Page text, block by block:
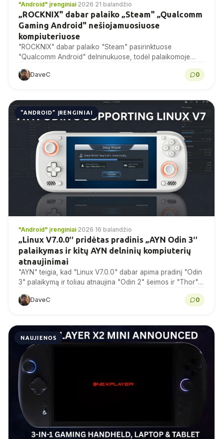
"Android" įrenginiai·2026 21 balandžio
„ROCKNIX" dabar palaiko „Steam" „Qualcomm
Gaming Android" nešiojamuosiuose
kompiuteriuose
"ROCKNIX" dabar palaiko "Steam" pasirinktuose
"Qualcomm Android" delninukuose, todėl palaikomoje
aparatinėje įrangoje galima žaisti "Linux" ir kai kuriuos
"Windows" žaidimus per "Proton".
DaveC 0
"ANDROID" ĮRENGINIAI
"Android" įrenginiai·2026 16 balandžio
„Linux V7.0.0″ pridėtas pradinis „AYN Odin 3″
palaikymas ir kitų AYN delninių kompiuterių
atnaujinimai
"AYN" teigia, kad "Linux V7.0.0" dabar apima pradinį "Odin
3" palaikymą ir toliau atnaujina "Odin 2" šeimos ir "Thor"
versijas.
DaveC 0
NAUJIENOS